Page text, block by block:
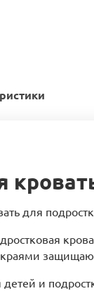
для
детей и